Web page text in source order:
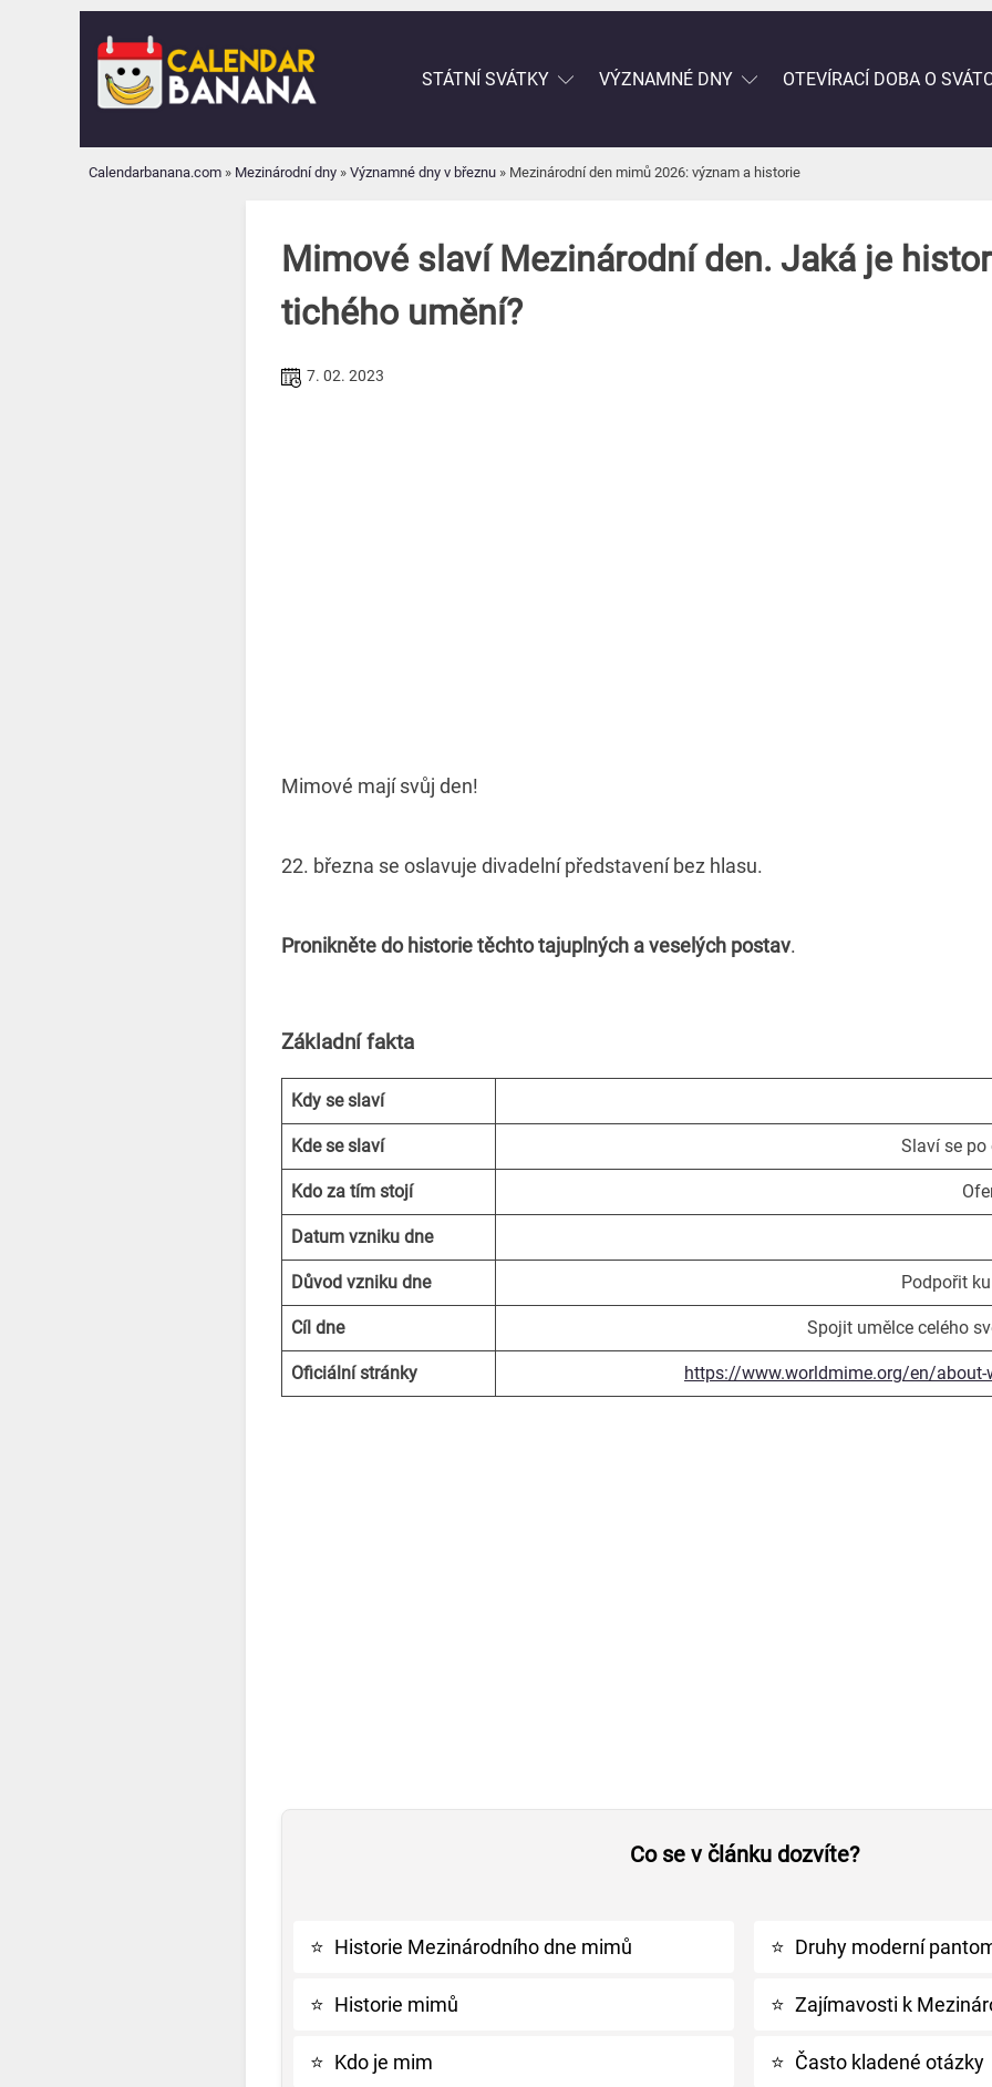
STÁTNÍ SVÁTKY VÝZNAMNÉ DNY OTEVÍRACÍ DOBA O
Calendarbanana.com » Mezinárodní dny » Významné dny v březnu » Mezinárodní den mimů 2026: význam a historie
Mimové slaví Mezinárodní den. Jaká je
tichého umění?
7. 02. 2023
Mimové mají svůj den!
22. března se oslavuje divadelní představení bez hlasu.
Pronikněte do historie těchto tajuplných a veselých postav.
Základní fakta
Kdy se slaví
Kde se slaví Slaví se po
Kdo za tím stojí
Datum vzniku dne
Důvod vzniku dne Podpořit
Cíl dne Spojit umělce celého
Oficiální stránky https://www.worldmime.org/en/
Co se v článku dozvíte?
⭐ Historie Mezinárodního dne mimů
⭐ Historie mimů
⭐ Kdo je mim
⭐ Druhy moderní
⭐ Zajímavosti k
⭐ Často kladené otázky